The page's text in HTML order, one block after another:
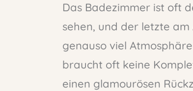
Das Badezimmer ist oft
sehen, und der letzte
genauso viel
braucht oft keine
einen glamourösen